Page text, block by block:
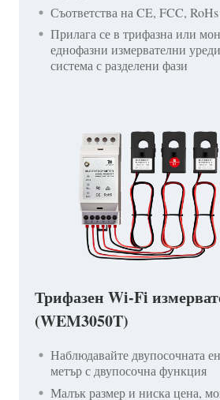
Съответства на CE, FCC, RoHs
Прилага се в трифазна или
еднофазни измервателни
система с разделени фази
Трифазен Wi-Fi
(WEM3050T)
Наблюдавайте двупосочната
метър с двупосочна функция
Малък размер и ниска цена,